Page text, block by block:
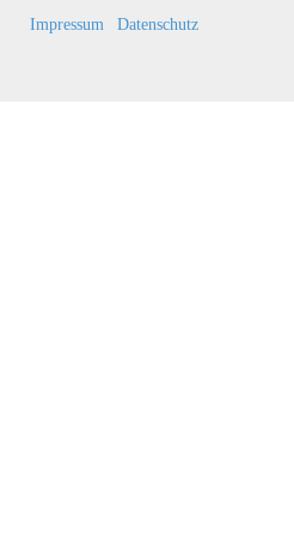
Impressum Datenschutz